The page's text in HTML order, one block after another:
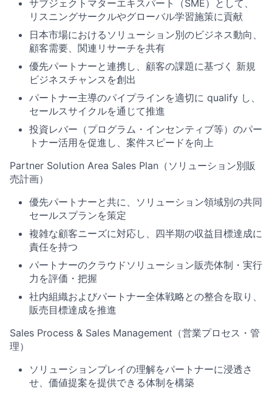
サブジェクトマターエキスパート（SME）として、
リスニングサークルやグローバル学習施策に貢献
日本市場におけるソリューション別のビジネス動向、
顧客需要、関連リサーチを共有
優先パートナーと連携し、顧客の課題に基づく 新規
ビジネスチャンスを創出
パートナー主導のパイプラインを適切に qualify し、
セールスサイクルを通じて推進
投資レバー（プログラム・インセンティブ等）のパー
トナー活用を促進し、案件スピードを向上
Partner Solution Area Sales Plan（ソリューション別販
売計画）
優先パートナーと共に、ソリューション領域別の共同
セールスプランを策定
複雑な顧客ニーズに対応し、四半期の収益目標達成に
責任を持つ
パートナーのクラウドソリューション販売体制・実行
力を評価・把握
社内組織およびパートナー全体戦略との整合を取り、
販売目標達成を推進
Sales Process & Sales Management（営業プロセス・管
理）
ソリューションプレイの理解をパートナーに浸透さ
せ、価値提案を提供できる体制を構築